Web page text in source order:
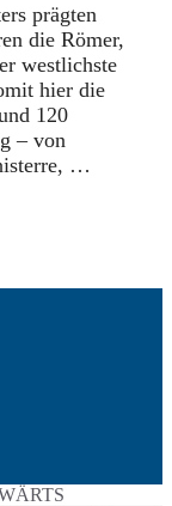
prägten
die Römer,
westlichste
hier die
120
– von
…